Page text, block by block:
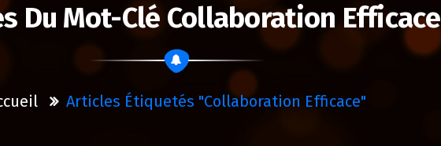
Du Mot-Clé Collaboration Efficace
Articles Étiquetés "collaboration Efficace"